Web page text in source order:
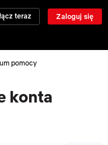
teraz Zaloguj się
pomocy
konta